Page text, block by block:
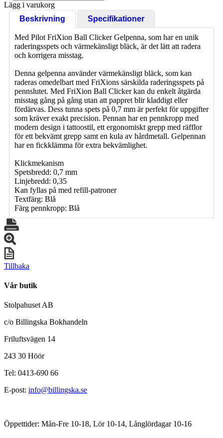
Lägg i varukorg
Beskrivning
Specifikationer
Med Pilot FriXion Ball Clicker Gelpenna, som har en unik
raderingsspets och värmekänsligt bläck, är det lätt att radera
och korrigera misstag.
Denna gelpenna använder värmekänsligt bläck, som kan
raderas omedelbart med FriXions särskilda raderingsspets på
pennslutet. Med FriXion Ball Clicker kan du enkelt åtgärda
misstag gång på gång utan att pappret blir kladdigt eller
fördärvas. Dess tunna spets på 0,7 mm är perfekt för uppgifter
som kräver exakt precision. Pennan har en pennkropp med
modern design i tattoostil, ett ergonomiskt grepp med räfflor
för ett bekvämt grepp samt en kula av hårdmetall. Gelpennan
har en fickklämma för extra bekvämlighet.
Klickmekanism
Spetsbredd: 0,7 mm
Linjebredd: 0,35
Kan fyllas på med refill-patroner
Textfärg: Blå
Färg pennkropp: Blå
Tillbaka
Vår butik
Stolpahuset AB
c/o Billingska Bokhandeln
Friluftsvägen 14
243 30 Höör
Tel: 0413-690 66
E-post: info@billingska.se
Öppettider: Mån-Fre 10-18, Lör 10-14, Långlördagar 10-16